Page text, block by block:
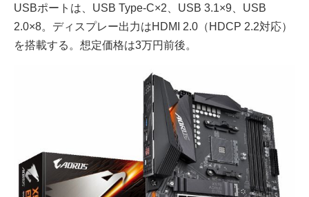
USBポートは、USB Type-C×2、USB 3.1×9、USB
2.0×8。ディスプレー出力はHDMI 2.0（HDCP 2.2対応）
を搭載する。想定価格は3万円前後。